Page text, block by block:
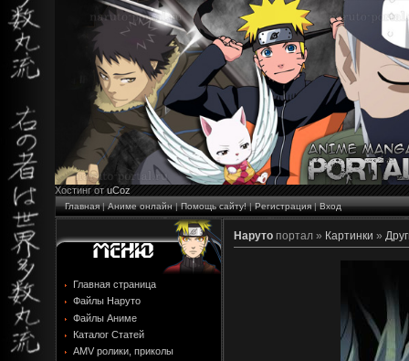
Хостинг от uCoz
Главная|Аниме онлайн|Помощь сайту!|Регистрация|Вход
Главная страница
Файлы Наруто
Файлы Аниме
Каталог Статей
AMV ролики, приколы
Наруто портал » Картинки »